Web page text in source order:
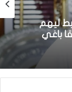
ليهم
باغي
بعد